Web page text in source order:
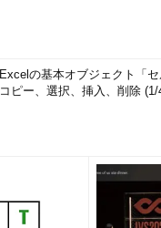
Excelの基本オブジェクト「セ
コピー、選択、挿入、削除 (1/